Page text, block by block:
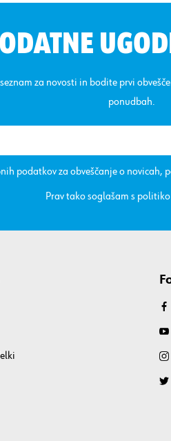
za novosti in bodite prvi
ponudbah.
podatkov za obveščanje o
Prav tako soglašam s politiko